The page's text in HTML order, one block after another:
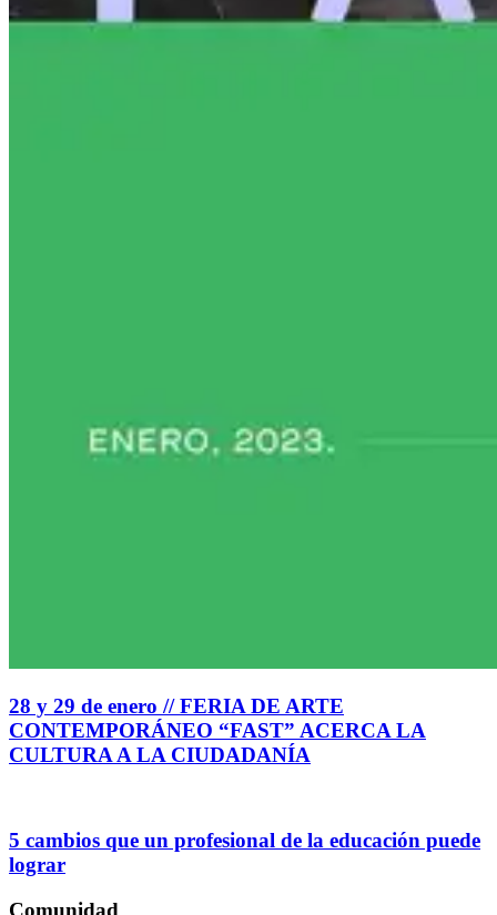
28 y 29 de enero // FERIA DE ARTE
CONTEMPORÁNEO “FAST” ACERCA LA
CULTURA A LA CIUDADANÍA
5 cambios que un profesional de la educación puede
lograr
Comunidad